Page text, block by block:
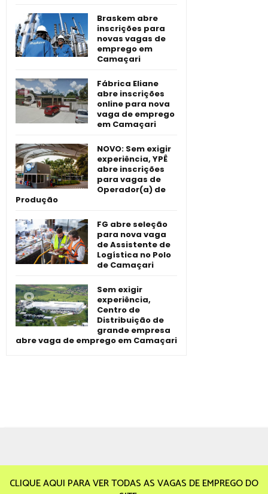
Braskem abre
inscrições para
novas vagas de
emprego em
Camaçari
Fábrica Eliane
abre inscrições
online para nova
vaga de emprego
em Camaçari
NOVO: Sem exigir
experiência, YPÊ
abre inscrições
para vagas de
Operador(a) de
Produção
FG abre seleção
para nova vaga
de Assistente de
Logística no Polo
de Camaçari
Sem exigir
experiência,
Centro de
Distribuição de
grande empresa
abre vaga de emprego em Camaçari
CLIQUE AQUI PARA VER TODAS AS VAGAS DE EMPREGO DO